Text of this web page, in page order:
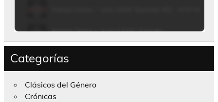
Categorías
Clásicos del Género
Crónicas